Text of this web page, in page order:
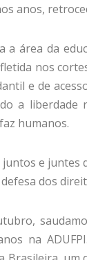
anos,
a área da
nos
e de
a
humanos.
e juntes
dos
na